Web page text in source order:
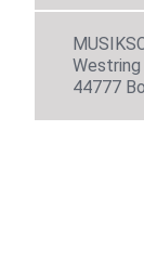
Westring
44777